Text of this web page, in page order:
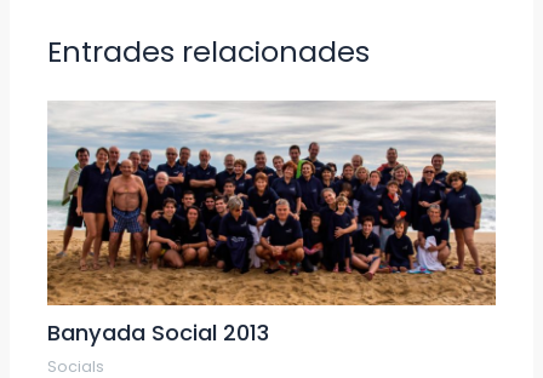
Entrades relacionades
Banyada Social 2013
Socials